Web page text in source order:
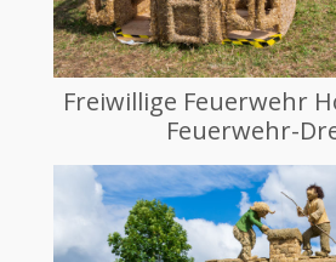
Freiwillige Feuerwehr
Feuerwehr-